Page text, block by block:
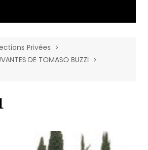
Privées
DE TOMASO BUZZI